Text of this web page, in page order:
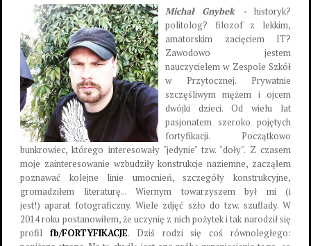
Michał Gnybek - historyk?
politolog? filozof z lekkim,
amatorskim zacięciem IT?
Zawodowo jestem
nauczycielem w Zespole Szkół
w Przytocznej. Prywatnie
szczęśliwym mężem i ojcem
dwójki dzieci. Od wielu lat
pasjonatem szeroko pojętych
fortyfikacji. Początkowo
bunkrowiec, którego interesowały "jedynie" tzw. "doły". Z czasem
moje zainteresowanie wzbudziły konstrukcje naziemne, zacząłem
poznawać kolejne linie umocnień, szczegóły konstrukcyjne,
gromadziłem literaturę... Wiernym towarzyszem był mi (i
jest!) aparat fotograficzny. Wiele zdjęć szło do tzw. szuflady. W
2014 roku postanowiłem, że uczynię z nich pożytek i tak narodził się
profil fb/FORTYFIKACJE. Dziś rodzi się coś równoległego: